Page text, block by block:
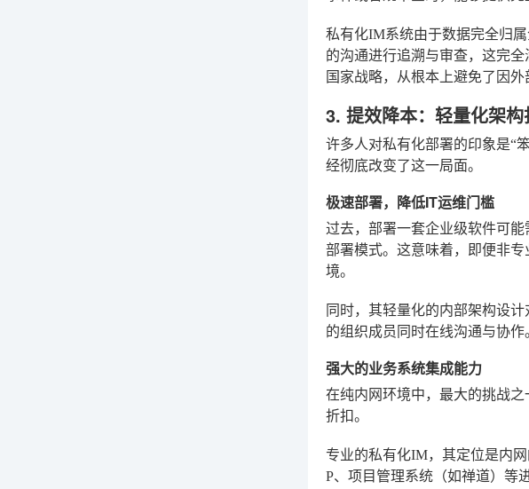
私有化IM系统由于数据完全归
的沟通进行追溯与审查，这完
国家战略，从根本上避免了因
3. 提效降本：轻量化架
许多人对私有化部署的印象是“
经彻底改变了这一局面。
极速部署，降低IT运维门槛
过去，部署一套企业级软件可
部署模式。这意味着，即便非
境。
同时，其轻量化的内部架构设
的组织成员同时在线沟通与协
强大的业务系统集成能力
在纯内网环境中，最大的挑战
折扣。
专业的私有化IM，其定位是内
P、项目管理系统（如禅道）等